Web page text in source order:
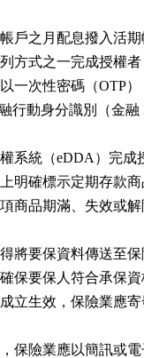
戶之月配息撥入活
方式之一完成授權
一次性密碼（OTP
行動身分識別（金融
系統（eDDA）完成
明確標示定期存款
商品期滿、失效或
將要保資料傳送至
保要保人符合承保
立生效，保險業應
保險業應以簡訊或